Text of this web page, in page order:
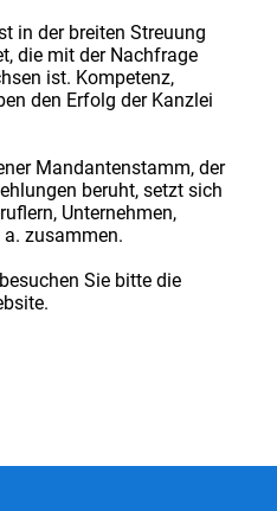
in der breiten Streuung
die mit der Nachfrage
ist. Kompetenz,
den Erfolg der Kanzlei
Mandantenstamm, der
beruht, setzt sich
Unternehmen,
a. zusammen.
Sie bitte die